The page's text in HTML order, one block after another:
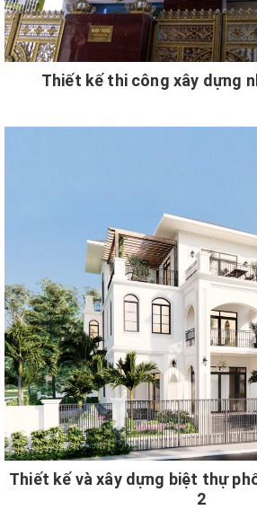
Thiết kế thi công xây dựng
Thiết kế và xây dựng biệt thự
2